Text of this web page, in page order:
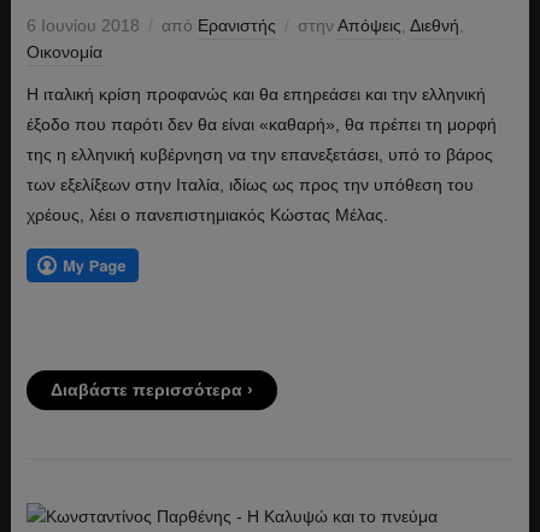
6 Ιουνίου 2018 από Ερανιστής στηνΑπόψεις Διεθνή
Οικονομία
Η ιταλική κρίση προφανώς και θα επηρεάσει και την ελληνική
έξοδο που παρότι δεν θα είναι «καθαρή», θα πρέπει τη μορφή
της η ελληνική κυβέρνηση να την επανεξετάσει, υπό το βάρος
των εξελίξεων στην Ιταλία, ιδίως ως προς την υπόθεση του
χρέους, λέει ο πανεπιστημιακός Κώστας Μέλας.
Διαβάστε περισσότερα ›